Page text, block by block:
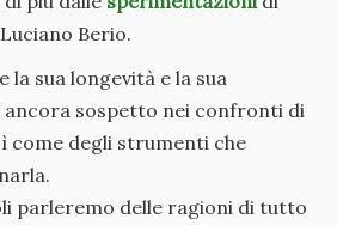
Berio.
la sua longevità e la sua
ancora sospetto nei confronti di
come degli strumenti che
parleremo delle ragioni di tutto